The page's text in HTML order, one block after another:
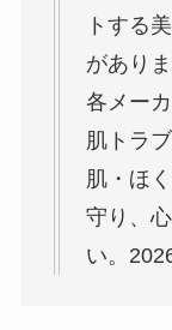
トする
があり
各メー
肌トラ
肌・ほ
守り、
い。